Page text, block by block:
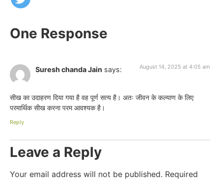
One Response
Suresh chanda Jain says: August 14, 2025 at 4:05 am
सीख का उदाहरण दिया गया है वह पूर्ण सत्य है। अतः जीवन के कल्याण के लिए
परमार्थिक सीख करना परम आवश्यक है।
Reply
Leave a Reply
Your email address will not be published. Required